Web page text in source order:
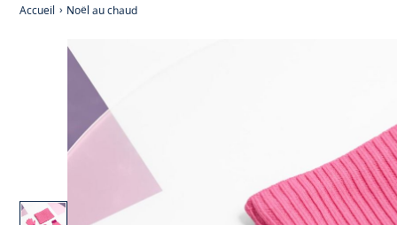
Accueil Noël au chaud